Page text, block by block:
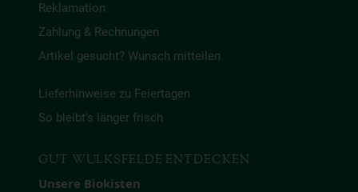
Reklamation
Zahlung & Rechnungen
Artikel gesucht? Wunsch mitteilen
Lieferhinweise zu Feiertagen
So bleibt’s länger frisch
GUT WULKSFELDE ENTDECKEN
Unsere Biokisten